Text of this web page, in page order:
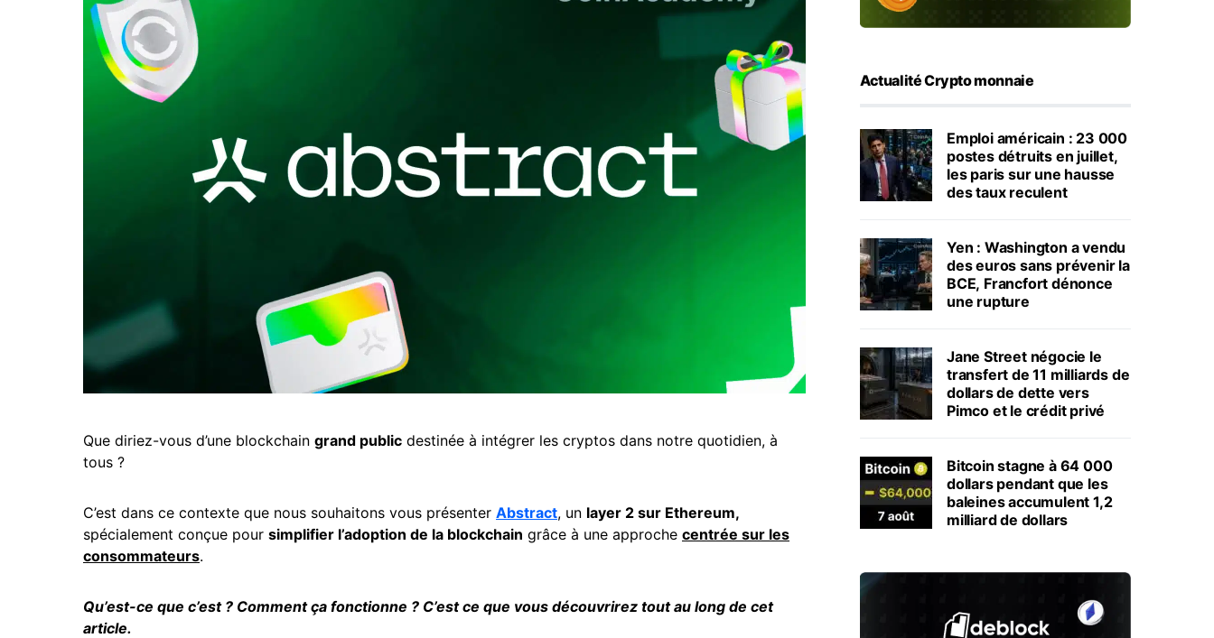
Que diriez-vous d’une blockchain grand public destinée à intégrer les cryptos dans notre quotidien, à
tous ?
C’est dans ce contexte que nous souhaitons vous présenter Abstract, un layer 2 sur Ethereum,
spécialement conçue pour simplifier l’adoption de la blockchain grâce à une approche centrée sur les
consommateurs.
Qu’est-ce que c’est ? Comment ça fonctionne ? C’est ce que vous découvrirez tout au long de cet
article.
Actualité Crypto monnaie
Emploi américain : 23 000
postes détruits en juillet,
les paris sur une hausse
des taux reculent
Yen : Washington a vendu
des euros sans prévenir la
BCE, Francfort dénonce
une rupture
Jane Street négocie le
transfert de 11 milliards de
dollars de dette vers
Pimco et le crédit privé
Bitcoin stagne à 64 000
dollars pendant que les
baleines accumulent 1,2
milliard de dollars